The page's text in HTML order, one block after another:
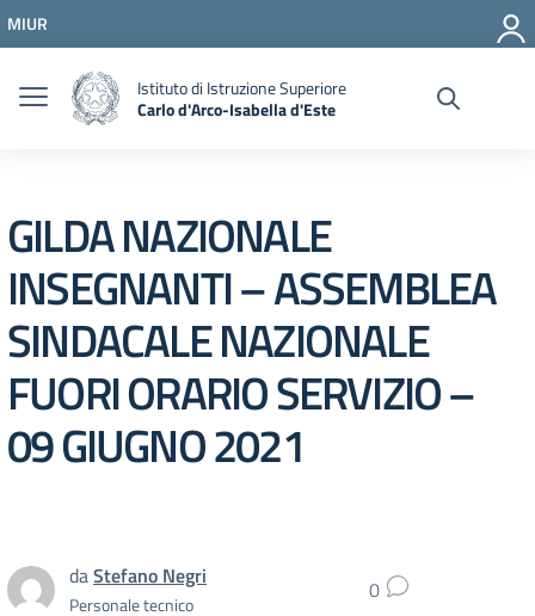
Vai al menu di navigazione
Vai al footer
MIUR
Istituto di Istruzione Superiore
Carlo d'Arco-Isabella d'Este
GILDA NAZIONALE
INSEGNANTI – ASSEMBLEA
SINDACALE NAZIONALE
FUORI ORARIO SERVIZIO –
09 GIUGNO 2021
daStefano Negri
Personale tecnico 0